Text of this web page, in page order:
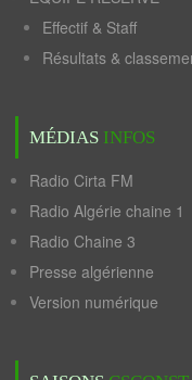
Effectif & Staff
Résultats &
MÉDIAS INFOS
Radio Cirta FM
Radio Algérie chaine 1
Radio Chaine 3
Presse algérienne
Version numérique